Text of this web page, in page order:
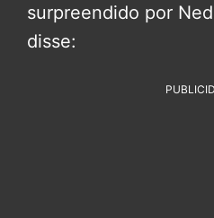
surpreendido por
disse: